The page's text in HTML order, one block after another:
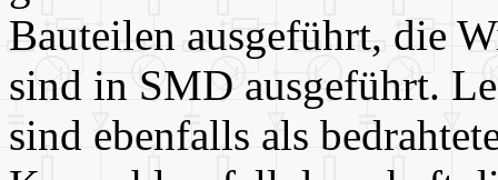
Bauteilen ausgeführt, die
sind in SMD ausgeführt.
sind ebenfalls als